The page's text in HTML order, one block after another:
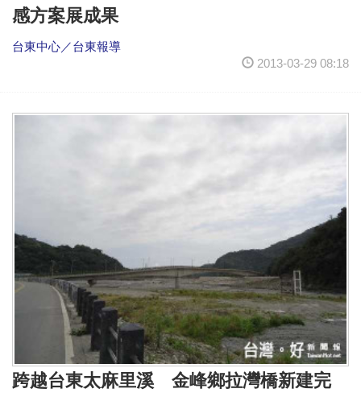
感方案展成果
台東中心／台東報導
2013-03-29 08:18
跨越台東太麻里溪 金峰鄉拉灣橋新建完